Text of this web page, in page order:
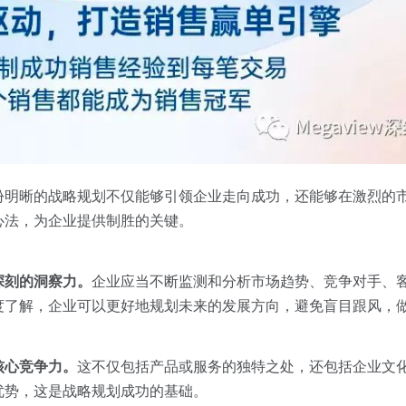
晰的战略规划不仅能够引领企业走向成功，还能够在激烈的
，为企业提供制胜的关键。
的洞察力。 企业应当不断监测和分析市场趋势、竞争对手、
解，企业可以更好地规划未来的发展方向，避免盲目跟风，
竞争力。 这不仅包括产品或服务的独特之处，还包括企业文
，这是战略规划成功的基础。